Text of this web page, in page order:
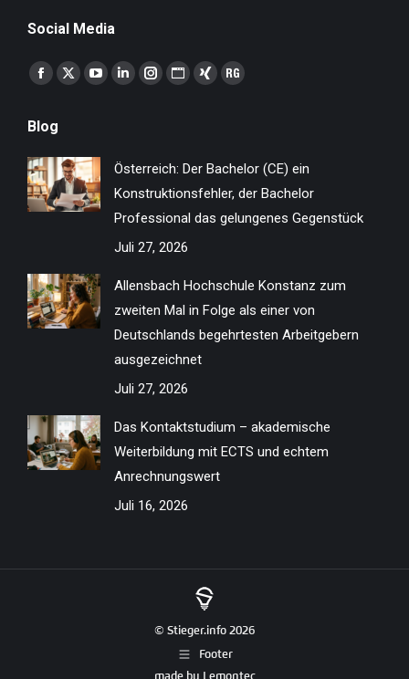
Social Media
Finden Sie uns auf:
Facebook
opens
in
new
window
X
in
new
window
YouTube
in
new
window
Linkedin
new
window
Instagram
new
window
Website
new
window
XING
new
window
ResearchGate
new
window
Blog
Österreich: Der Bachelor (CE) ein
Konstruktionsfehler, der Bachelor
Professional das gelungenes Gegenstück
Juli 27, 2026
Allensbach Hochschule Konstanz zum
zweiten Mal in Folge als einer von
Deutschlands begehrtesten Arbeitgebern
ausgezeichnet
Juli 27, 2026
Das Kontaktstudium – akademische
Weiterbildung mit ECTS und echtem
Anrechnungswert
Juli 16, 2026
© Stieger.info 2026
Footer
made by Lemontec